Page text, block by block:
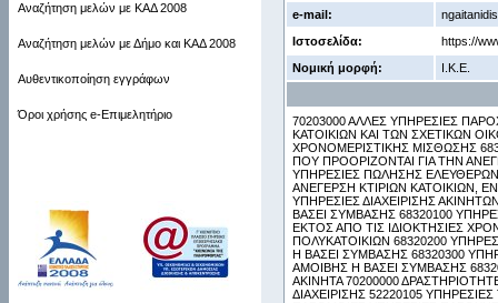
Αναζήτηση μελών με ΚΑΔ 2008
Αναζήτηση μελών με Δήμο και ΚΑΔ 2008
Αυθεντικοποίηση εγγράφων
Όροι χρήσης e-Επιμελητήριο
e-mail:
Ιστοσελίδα:
https://
Νομική μορφή:
Ι.Κ.Ε.
70203000 ΑΛΛΕΣ ΥΠΗΡΕΣΙΕΣ
ΚΑΤΟΙΚΙΩΝ ΚΑΙ ΤΩΝ ΣΧΕΤΙΚΩΝ
ΧΡΟΝΟΜΕΡΙΣΤΙΚΗΣ ΜΙΣΘΩΣΗΣ
ΠΟΥ ΠΡΟΟΡΙΖΟΝΤΑΙ ΓΙΑ ΤΗΝ
ΥΠΗΡΕΣΙΕΣ ΠΩΛΗΣΗΣ
ΑΝΕΓΕΡΣΗ ΚΤΙΡΙΩΝ ΚΑΤΟΙΚΙΩΝ,
ΥΠΗΡΕΣΙΕΣ ΔΙΑΧΕΙΡΙΣΗΣ
ΒΑΣΕΙ ΣΥΜΒΑΣΗΣ 68320100
ΕΚΤΟΣ ΑΠΟ ΤΙΣ ΙΔΙΟΚΤΗΣΙΕΣ
ΠΟΛΥΚΑΤΟΙΚΙΩΝ 68320200
Η ΒΑΣΕΙ ΣΥΜΒΑΣΗΣ 68320300
ΑΜΟΙΒΗΣ Η ΒΑΣΕΙ ΣΥΜΒΑΣΗΣ
ΑΚΙΝΗΤΑ 70200000
ΔΙΑΧΕΙΡΙΣΗΣ 52220105